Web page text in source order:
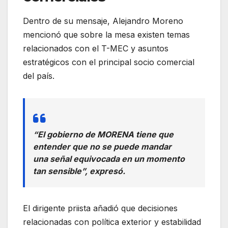
Dentro de su mensaje, Alejandro Moreno
mencionó que sobre la mesa existen temas
relacionados con el T-MEC y asuntos
estratégicos con el principal socio comercial
del país.
“El gobierno de MORENA tiene que
entender que no se puede mandar
una señal equivocada en un momento
tan sensible”, expresó.
El dirigente priista añadió que decisiones
relacionadas con política exterior y estabilidad